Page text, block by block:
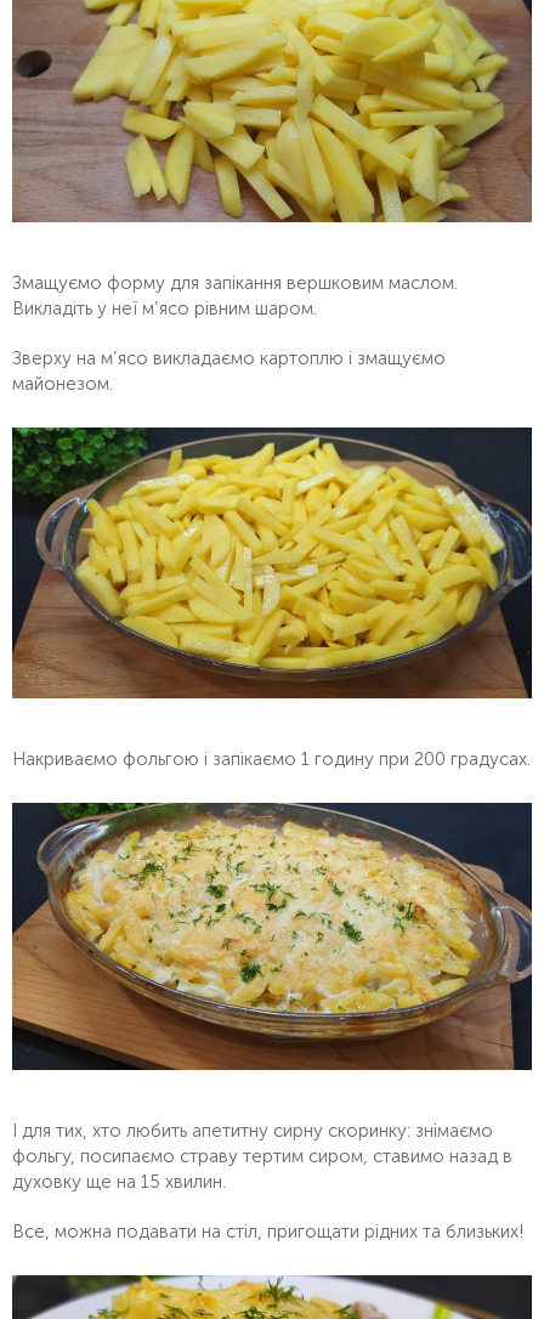
Змащуємо форму для запікання вершковим маслом.
Викладіть у неї м’ясо рівним шаром.
Зверху на м’ясо викладаємо картоплю і змащуємо
майонезом.
Накриваємо фольгою і запікаємо 1 годину при 200 градусах.
І для тих, хто любить апетитну сирну скоринку: знімаємо
фольгу, посипаємо страву тертим сиром, ставимо назад в
духовку ще на 15 хвилин.
Все, можна подавати на стіл, пригощати рідних та близьких!